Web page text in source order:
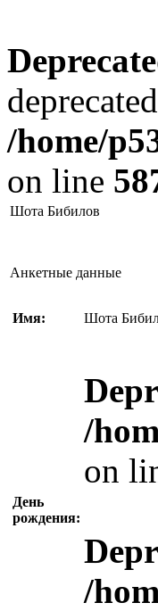
/home/
on line
Шота Бибилов
Анкетные данные
Имя: Шота
День
рождения:
/
on
/